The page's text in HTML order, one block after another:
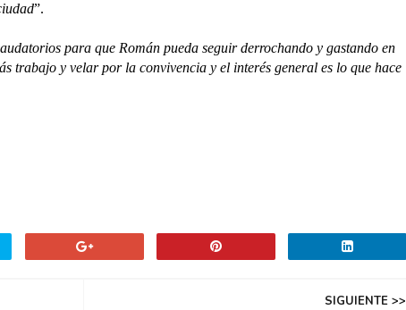
”.
para que Román pueda seguir derrochando y gastando en
trabajo y velar por la convivencia y el interés general es lo que hace
SIGUIENTE >>